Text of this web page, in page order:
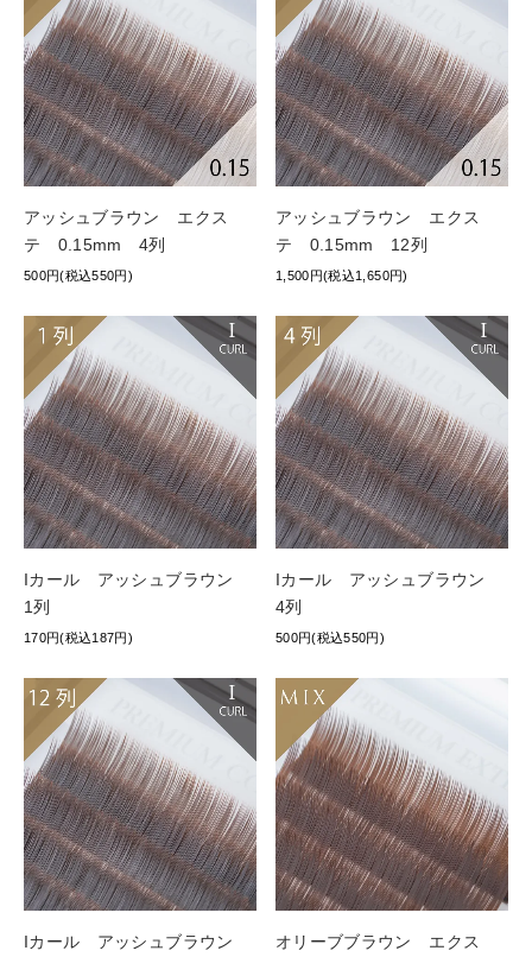
アッシュブラウン エクス
テ 0.15mm 4列
500円(税込550円)
アッシュブラウン エクス
テ 0.15mm 12列
1,500円(税込1,650円)
Iカール アッシュブラウン
1列
170円(税込187円)
Iカール アッシュブラウン
4列
500円(税込550円)
Iカール アッシュブラウン
オリーブブラウン エクス